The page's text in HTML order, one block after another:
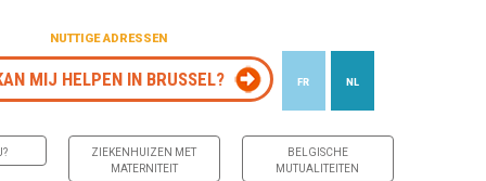
NUTTIGE ADRESSEN
MIJ HELPEN IN BRUSSEL? FR NL
ZIEKENHUIZEN MET
MATERNITEIT
BELGISCHE
MUTUALITEITEN